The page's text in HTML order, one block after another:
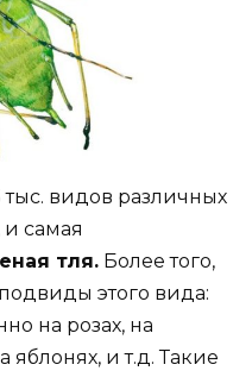
тыс. видов различных
самая
тля. Более того,
этого вида:
на розах, на
яблонях, и т.д. Такие